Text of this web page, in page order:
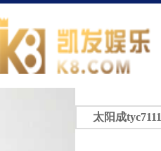
太阳成